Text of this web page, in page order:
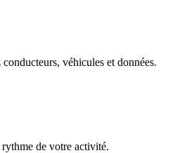
véhicules et données.
de votre activité.